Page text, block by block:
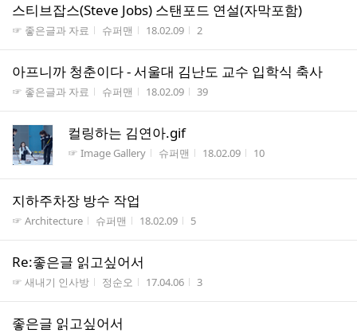
스티브잡스(Steve Jobs) 스탠포드 연설(자막포함)
게시판명
☞ 좋은글과 자료 작성자
슈퍼맨 작성시간
18.02.09 조회수
2
아프니까 청춘이다 - 서울대 김난도 교수 입학식 축사
게시판명
☞ 좋은글과 자료 작성자
슈퍼맨 작성시간
18.02.09 조회수
39
컬링하는 김연아.gif
게시판명
☞ Image Gallery 작성자
슈퍼맨 작성시간
18.02.09 조회수
10
지하주차장 방수 작업
게시판명
☞ Architecture 작성자
슈퍼맨 작성시간
18.02.09 조회수
5
Re:좋은글 읽고싶어서
게시판명
☞ 새내기 인사방 작성자
정순오 작성시간
17.04.06 조회수
3
좋은글 읽고싶어서